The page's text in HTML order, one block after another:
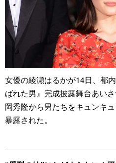
女優の綾瀬はるかが14日、都
ばれた男』完成披露舞台あい
岡秀隆から男たちをキュンキ
暴露された。